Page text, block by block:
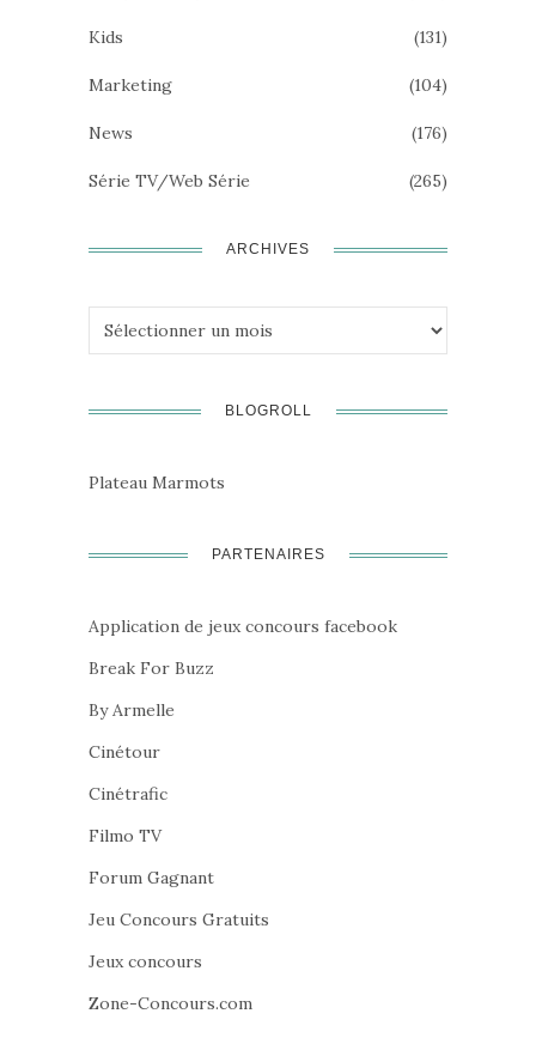
Kids (131)
Marketing (104)
News (176)
Série TV/Web Série (265)
ARCHIVES
Archives
BLOGROLL
Plateau Marmots
PARTENAIRES
Application de jeux concours facebook
Break For Buzz
By Armelle
Cinétour
Cinétrafic
Filmo TV
Forum Gagnant
Jeu Concours Gratuits
Jeux concours
Zone-Concours.com